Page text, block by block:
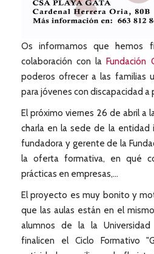
Os informamos que hemos
colaboración con laFundación
poderos ofrecer a las familias
para jóvenes con discapacidad a
El próximo viernes 26 de abril a
charla en la sede de la entidad
fundadora y gerente de la
la oferta formativa, en qué
prácticas en empresas,...
El proyecto es muy bonito y
que las aulas están en el
alumnos de la la
finalicen el Ciclo Formativo